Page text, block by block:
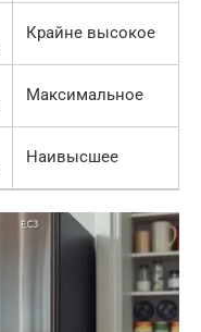
Крайне высокое
Максимальное
Наивысшее